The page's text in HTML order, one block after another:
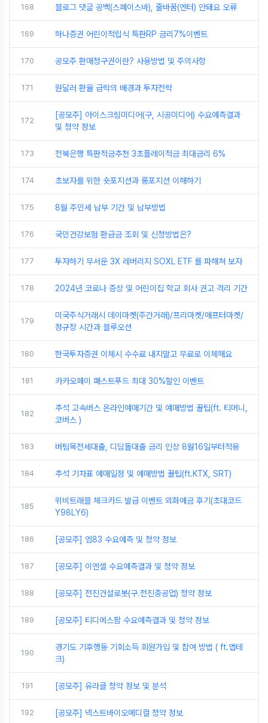
168 블로그 댓글 공백(스페이스바), 줄바꿈(엔터) 안돼요 오류
169 하나증권 어린이적립식 특판RP 금리7%이벤트
170 공모주 환매청구권이란? 사용방법 및 주의사항
171 원달러 환율 급락의 배경과 투자전략
172
[공모주] 아이스크림미디어(구, 시공미디어) 수요예측결과
및 청약 정보
173 전북은행 특판적금추천 3초플레이적금 최대금리 6%
174 초보자를 위한 숏포지션과 롱포지션 이해하기
175 8월 주민세 납부 기간 및 납부방법
176 국민건강보험 환급금 조회 및 신청방법은?
177 투자하기 무서운 3X 레버리지 SOXL ETF 를 파해쳐 보자
178 2024년 코로나 증상 및 어린이집 학교 회사 권고 격리 기간
179
미국주식거래시 데이마켓(주간거래)/프리마켓/애프터마켓/
정규장 시간과 블루오션
180 한국투자증권 이체시 수수료 내지말고 무료로 이체해요
181 카카오페이 패스트푸드 최대 30%할인 이벤트
182
추석 고속버스 온라인예매기간 및 예매방법 꿀팁(ft. 티머니,
코버스 )
183 버팀목전세대출, 디딤돌대출 금리 인상 8월16일부터적용
184 추석 기차표 예매일정 및 예매방법 꿀팁(ft.KTX, SRT)
185
위비트래블 체크카드 발급 이벤트 외화예금 후기(초대코드
Y98LY6)
186 [공모주] 엠83 수요예측 및 청약 정보
187 [공모주] 이엔셀 수요예측결과 및 청약 정보
188 [공모주] 전진건설로봇(구.전진중공업) 청약 정보
189 [공모주] 티디에스팜 수요예측결과 및 청약 정보
190
경기도 기후행동 기회소득 회원가입 및 참여 방법 ( ft.앱테
크)
191 [공모주] 유라클 청약 정보 및 분석
192 [공모주] 넥스트바이오메디컬 청약 정보